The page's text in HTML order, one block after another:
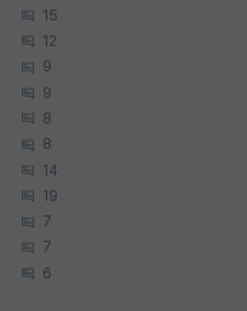
15
12
9
9
8
8
14
19
7
7
6